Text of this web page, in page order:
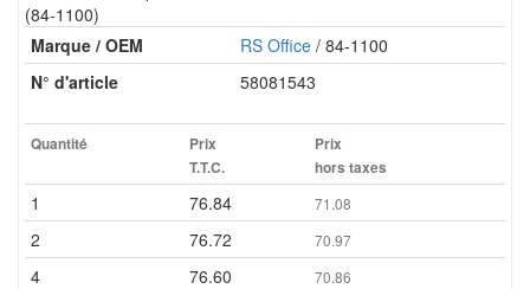
(84-1100)
Marque / OEM
RS Office / 84-1100
N° d'article
58081543
Quantité
Prix
T.T.C.
Prix
hors taxes
1 76.84 71.08
2 76.72 70.97
4 76.60 70.86